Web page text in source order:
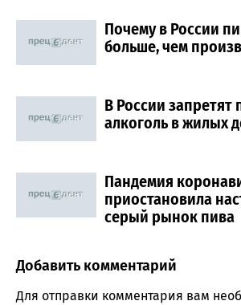
Почему в России
больше, чем
В России запретят
алкоголь в жилых
Пандемия
приостановила
серый рынок пива
Comment section
Добавить комментарий
Для отправки комментария вам